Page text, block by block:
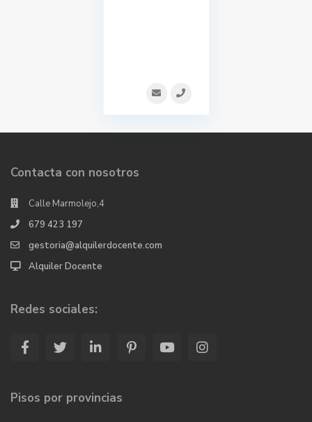
Contacta con nosotros
Calle Marmolejo,4
679 423 197
gestoria@alquilerdocente.com
Alquiler Docente
Redes sociales:
Pisos por provincias